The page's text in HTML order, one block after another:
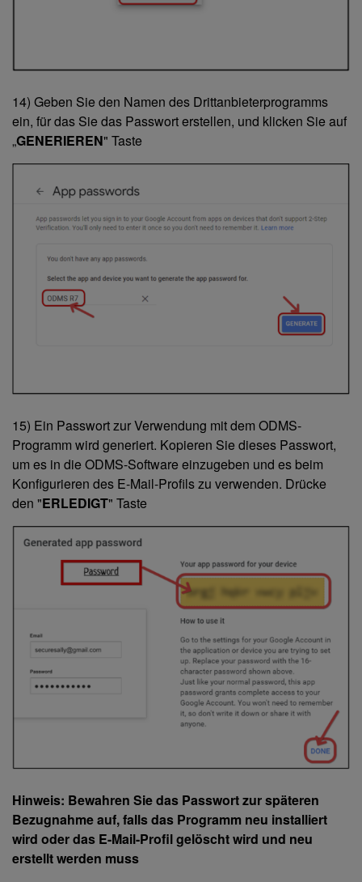
14) Geben Sie den Namen des Drittanbieterprogramms
ein, für das Sie das Passwort erstellen, und klicken Sie auf
„GENERIEREN" Taste
15) Ein Passwort zur Verwendung mit dem ODMS-
Programm wird generiert. Kopieren Sie dieses Passwort,
um es in die ODMS-Software einzugeben und es beim
Konfigurieren des E-Mail-Profils zu verwenden. Drücke
den "ERLEDIGT" Taste
Hinweis: Bewahren Sie das Passwort zur späteren
Bezugnahme auf, falls das Programm neu installiert
wird oder das E-Mail-Profil gelöscht wird und neu
erstellt werden muss